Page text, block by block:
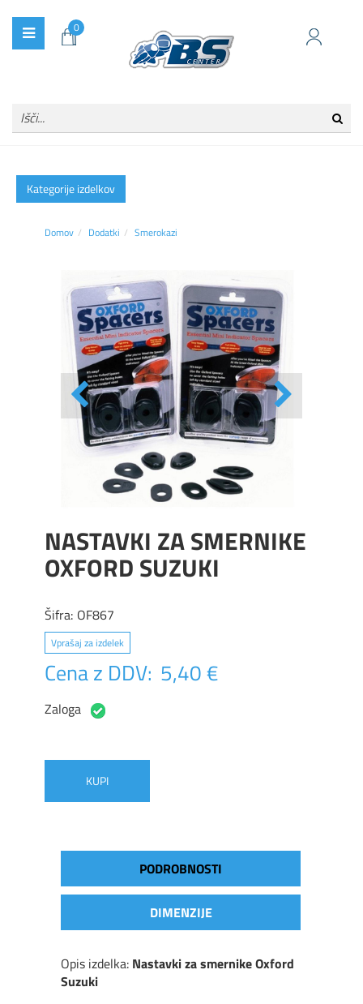
0
Kategorije izdelkov
Domov Dodatki Smerokazi
NASTAVKI ZA SMERNIKE
OXFORD SUZUKI
Šifra: OF867
Vprašaj za izdelek
Cena z DDV: 5,40 €
Zaloga
KUPI
PODROBNOSTI
DIMENZIJE
Opis izdelka: Nastavki za smernike Oxford
Suzuki